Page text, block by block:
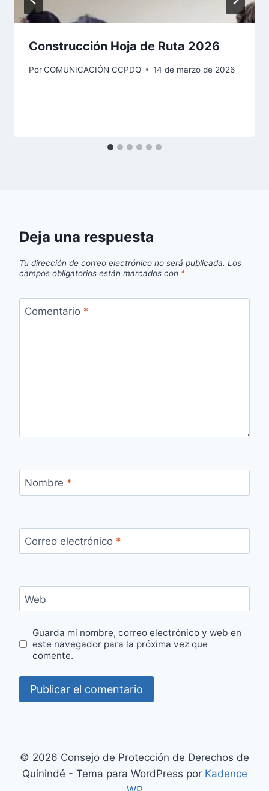
Construcción Hoja de Ruta 2026
PorCOMUNICACIÓN CCPDQ 14 de marzo de 2026
Deja una respuesta
Tu dirección de correo electrónico no será publicada. Los
campos obligatorios están marcados con *
Comentario *
Nombre *
Correo electrónico *
Web
Guarda mi nombre, correo electrónico y web en
este navegador para la próxima vez que
comente.
© 2026 Consejo de Protección de Derechos de
Quinindé - Tema para WordPress por Kadence